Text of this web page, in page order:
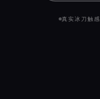
真实冰刀触感